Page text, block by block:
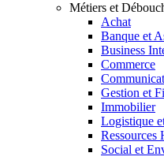
Métiers et
Achat
Banque et
Business
Commerce
Gestion et
Immobilier
Logistique
Ressources
Social et